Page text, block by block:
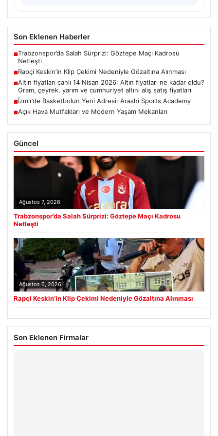
Son Eklenen Haberler
■Trabzonspor’da Salah Sürprizi: Göztepe Maçı Kadrosu
Netleşti
■Rapçi Keskin’in Klip Çekimi Nedeniyle Gözaltına Alınması
■Altın fiyatları canlı 14 Nisan 2026: Altın fiyatları ne kadar oldu?
Gram, çeyrek, yarım ve cumhuriyet altını alış satış fiyatları
■İzmir’de Basketbolun Yeni Adresi: Arashi Sports Academy
■Açık Hava Mutfakları ve Modern Yaşam Mekanları
Güncel
Ağustos 7, 2026
Trabzonspor’da Salah Sürprizi: Göztepe Maçı Kadrosu
Netleşti
Ağustos 6, 2026
Rapçi Keskin’in Klip Çekimi Nedeniyle Gözaltına Alınması
Son Eklenen Firmalar